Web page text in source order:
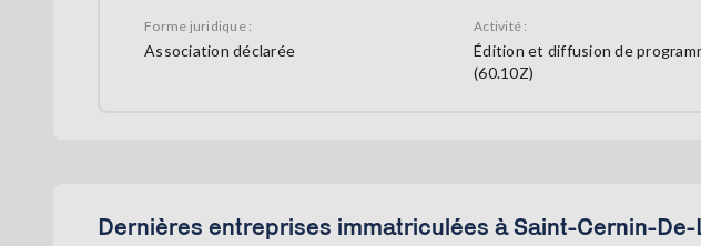
Forme juridique :
Association déclarée
Activité :
Édition et diffusion de
(60.10Z)
Dernières entreprises immatriculées à Saint-Cernin-